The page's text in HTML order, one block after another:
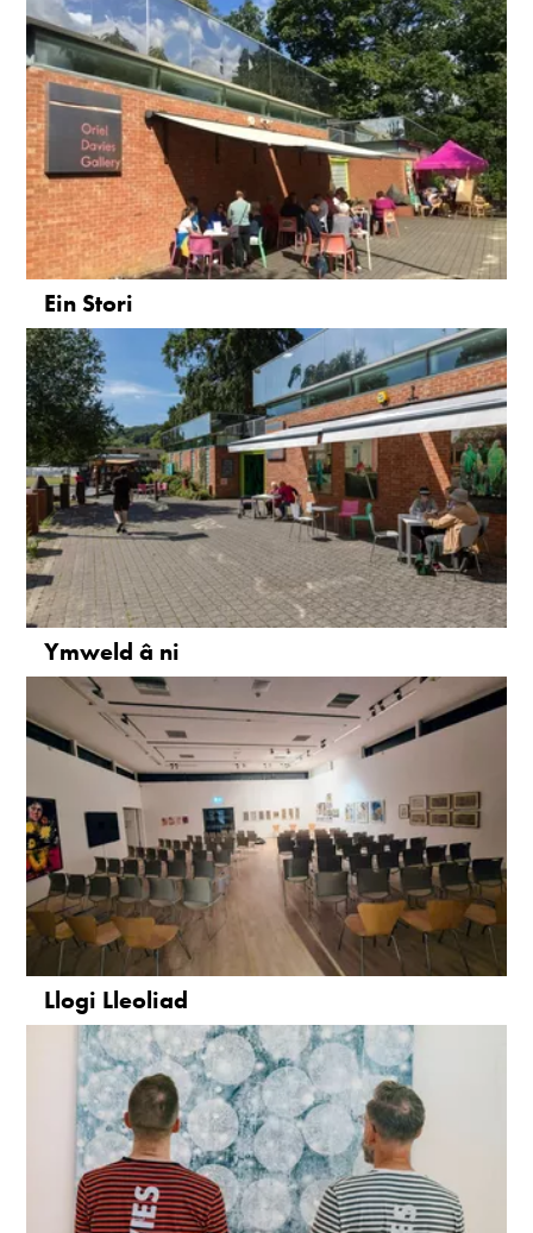
Ein Stori
Ymweld â ni
Llogi Lleoliad